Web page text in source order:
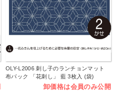
OLY-L2006 刺し子のランチョンマット
布パック 「花刺し」 藍 3枚入 (袋)
卸価格は会員のみ公開